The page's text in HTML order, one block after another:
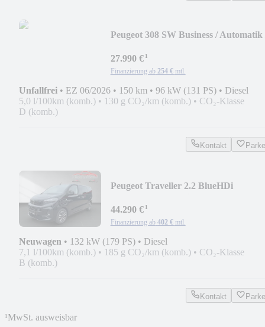
Peugeot 308 SW Business / Automatik
27.990 €¹
Finanzierung ab 254 € mtl.
Unfallfrei • EZ 06/2026 • 150 km • 96 kW (131 PS) • Diesel
5,0 l/100km (komb.) • 130 g CO₂/km (komb.) • CO₂-Klasse
D (komb.)
Kontakt
Peugeot Traveller 2.2 BlueHDi
44.290 €¹
Finanzierung ab 402 € mtl.
Neuwagen • 132 kW (179 PS) • Diesel
7,1 l/100km (komb.) • 185 g CO₂/km (komb.) • CO₂-Klasse
B (komb.)
Kontakt
¹MwSt. ausweisbar